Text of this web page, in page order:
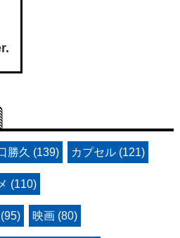
勝久 (139) カプセル (121)
(110)
映画 (80)